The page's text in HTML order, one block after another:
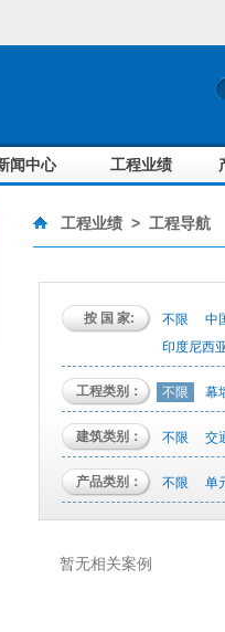
闻中心 工程业绩
工程业绩> 工程导航
按 国 家: 不限 中
印度尼西
工程类别： 不限 幕
建筑类别： 不限 交
产品类别： 不限 单
暂无相关案例